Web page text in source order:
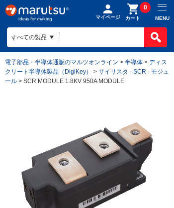
マイページ カート
0
MENU
電子部品・半導体通販のマルツオンライン > 半導体 > ディス
クリート半導体製品（DigiKey）
> サイリスタ - SCR - モジュ
ール > SCR MODULE 1.8KV 950A MODULE